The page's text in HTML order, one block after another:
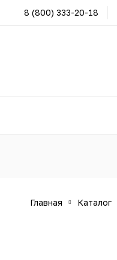
8 (800) 333-20-18
главная каталог